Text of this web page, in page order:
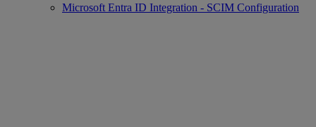
Microsoft Entra ID Integration - SCIM Configuration